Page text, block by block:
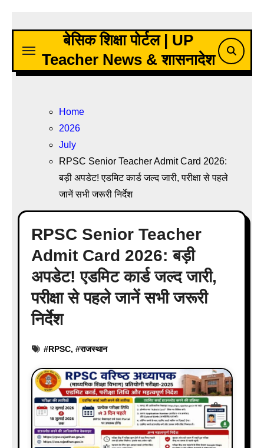
content
बेसिक शिक्षा पोर्टल | UP
Teacher News & शासनादेश
Home
2026
July
RPSC Senior Teacher Admit Card 2026:
बड़ी अपडेट! एडमिट कार्ड जल्द जारी, परीक्षा से पहले
जानें सभी जरूरी निर्देश
RPSC Senior Teacher
Admit Card 2026: बड़ी
अपडेट! एडमिट कार्ड जल्द जारी,
परीक्षा से पहले जानें सभी जरूरी
निर्देश
#RPSC, #राजस्थान